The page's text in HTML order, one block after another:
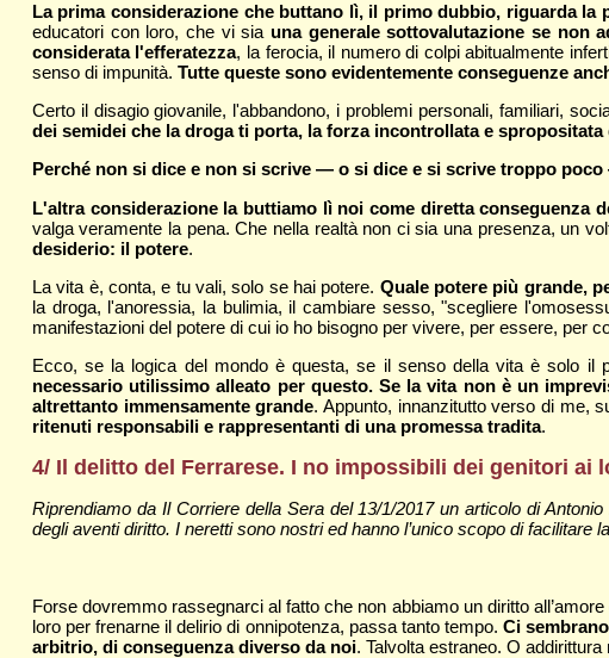
La prima considerazione che buttano lì, il primo dubbio, riguarda
educatori con loro, che vi sia una generale sottovalutazione se non
considerata l'efferatezza, la ferocia, il numero di colpi abitualmente
senso di impunità. Tutte queste sono evidentemente conseguenze
Certo il disagio giovanile, l'abbandono, i problemi personali, familiari,
dei semidei che la droga ti porta, la forza incontrollata e
Perché non si dice e non si scrive — o si dice e si scrive troppo
L'altra considerazione la buttiamo lì noi come diretta conseguenza
valga veramente la pena. Che nella realtà non ci sia una presenza, un
desiderio: il potere.
La vita è, conta, e tu vali, solo se hai potere. Quale potere più grande,
la droga, l'anoressia, la bulimia, il cambiare sesso, "scegliere
manifestazioni del potere di cui io ho bisogno per vivere, per essere, per
Ecco, se la logica del mondo è questa, se il senso della vita è solo il
necessario utilissimo alleato per questo. Se la vita non è un
altrettanto immensamente grande. Appunto, innanzitutto verso di me,
ritenuti responsabili e rappresentanti di una promessa tradita.
4/ Il delitto del Ferrarese. I no impossibili dei genitori ai
Riprendiamo da Il Corriere della Sera del 13/1/2017 un articolo di
degli aventi diritto. I neretti sono nostri ed hanno l’unico scopo di facilitare
Forse dovremmo rassegnarci al fatto che non abbiamo un diritto
loro per frenarne il delirio di onnipotenza, passa tanto tempo. Ci
arbitrio, di conseguenza diverso da noi. Talvolta estraneo. O addirittura